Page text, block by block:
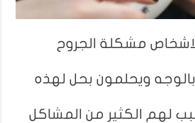
مشكلة الجروح
ويحلمون بحل لهذه
لهم الكثير من المشاكل